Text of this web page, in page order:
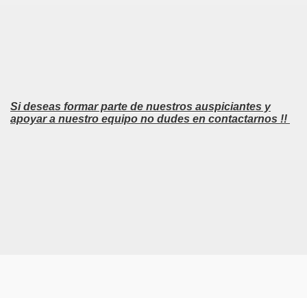
Si deseas formar parte de nuestros auspiciantes y
apoyar a nuestro equipo no dudes en contactarnos !!